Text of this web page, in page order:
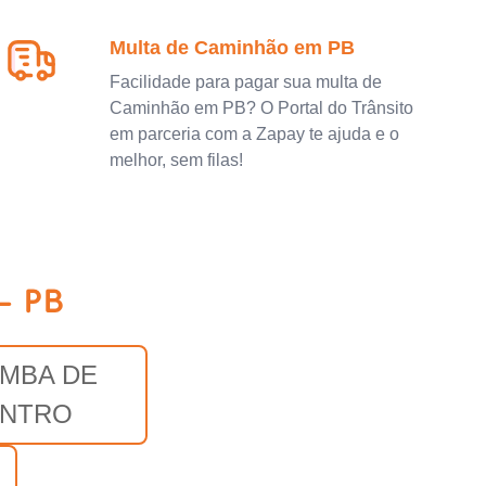
Multa de Caminhão em PB
Facilidade para pagar sua multa de
Caminhão em PB? O Portal do Trânsito
em parceria com a Zapay te ajuda e o
melhor, sem filas!
PB
DE